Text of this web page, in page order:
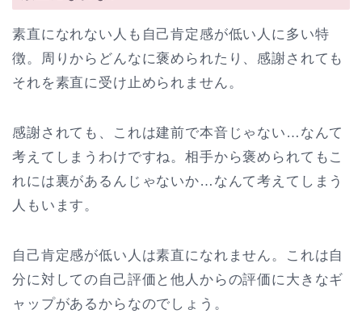
素直になれない人も自己肯定感が低い人に多い特
徴。周りからどんなに褒められたり、感謝されても
それを素直に受け止められません。
感謝されても、これは建前で本音じゃない…なんて
考えてしまうわけですね。相手から褒められてもこ
れには裏があるんじゃないか…なんて考えてしまう
人もいます。
自己肯定感が低い人は素直になれません。これは自
分に対しての自己評価と他人からの評価に大きなギ
ャップがあるからなのでしょう。